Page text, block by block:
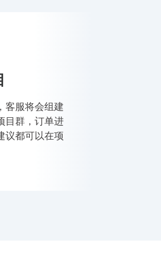
客服将会组建
目群，订单进
议都可以在项